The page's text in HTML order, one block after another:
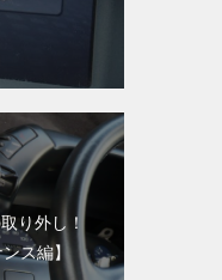
り外し！
ス編】